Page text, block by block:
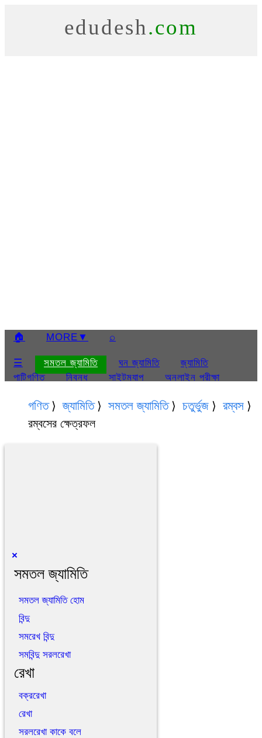
edudesh.com
🏠 MORE ▼ ⌕
☰ সমতল জ্যামিতি ঘন জ্যামিতি
জ্যামিতি
পাটিগণিত
নিবন্ধ সাইটম্যাপ
অনলাইন পরীক্ষা
প্রেজেন্টেশন
ত্রিকোণমিতি প্রেজেন্টেশন সম্বন্ধে
গণিত জ্যামিতি সমতল জ্যামিতি চতুর্ভুজ রম্বস
রম্বসের ক্ষেত্রফল
×
সমতল জ্যামিতি
সমতল জ্যামিতি হোম
বিন্দু
সমরেখ বিন্দু
সমবিন্দু সরলরেখা
রেখা
বক্ররেখা
রেখা
সরলরেখা কাকে বলে